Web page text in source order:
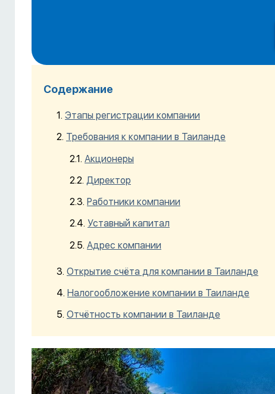
Содержание
Этапы регистрации компании
Требования к компании в Таиланде
Акционеры
Директор
Работники компании
Уставный капитал
Адрес компании
Открытие счёта для компании в Таиланде
Налогообложение компании в Таиланде
Отчётность компании в Таиланде